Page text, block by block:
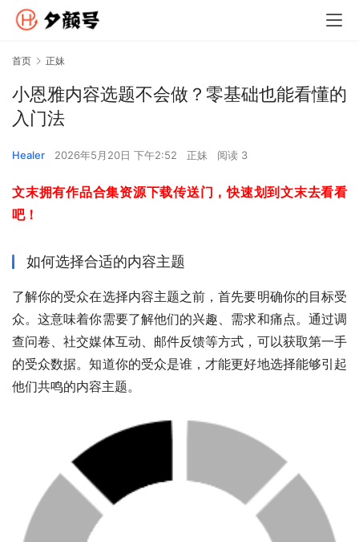
首页 正妹
小恩雅内容选题不会做？零基础也能看懂的
入门法
Healer 2026年5月20日 下午2:52 正妹 阅读 3
文末拥有作品合集资源下载传送门，快速划到文末去看看
吧！
如何选择合适的内容主题
了解你的受众在选择内容主题之前，首先要明确你的目标受
众。这意味着你需要了解他们的兴趣、需求和痛点。通过调
查问卷、社交媒体互动、邮件反馈等方式，可以获取第一手
的受众数据。知道你的受众是谁，才能更好地选择能够引起
他们共鸣的内容主题。